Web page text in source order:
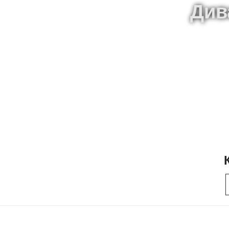
Дизайн и
Proje Yöneticisi ile Tasarım